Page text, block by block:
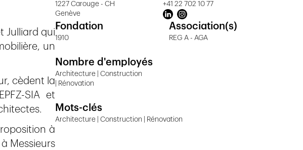
Julliard qui
un
cèdent la
SIA et
à
Messieurs
1227 Carouge - CH
Genève
+41 22 702 10 77
Fondation
1910
Association(s)
REG A - AGA
Nombre d'employés
Architecture | Construction
| Rénovation
Mots-clés
Architecture | Construction | Rénovation